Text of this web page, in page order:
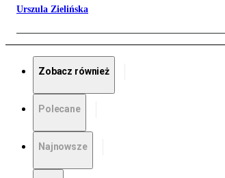
Urszula Zielińska
Zobacz również
Polecane
Najnowsze